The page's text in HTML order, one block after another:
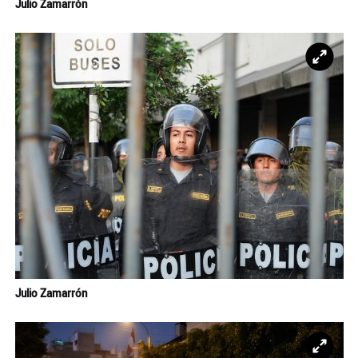
Julio Zamarrón
Julio Zamarrón